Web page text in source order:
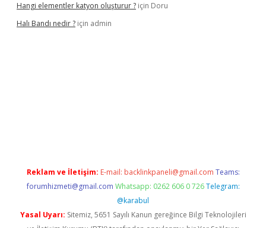
Hangi elementler katyon oluşturur ? için Doru
Halı Bandı nedir ? için admin
Reklam ve İletişim: E-mail: backlinkpaneli@gmail.com Teams:
forumhizmeti@gmail.com Whatsapp: 0262 606 0 726 Telegram:
@karabul
Yasal Uyarı: Sitemiz, 5651 Sayılı Kanun gereğince Bilgi Teknolojileri